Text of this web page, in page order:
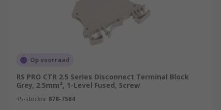
Op voorraad
RS PRO CTR 2.5 Series Disconnect Terminal Block
Grey, 2.5mm², 1-Level Fused, Screw
RS-stocknr. 878-7584